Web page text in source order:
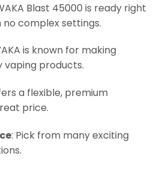
Blast 45000 is ready right
complex settings.
is known for making
vaping products.
a flexible, premium
price.
: Pick from many exciting